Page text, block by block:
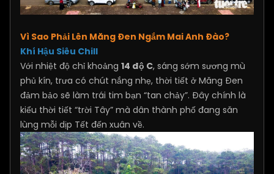
Vì Sao Phải Lên Măng Đen Ngắm Mai Anh Đào?
Khí Hậu Siêu Chill
Với nhiệt độ chỉ khoảng 14 độ C, sáng sớm sương mù
phủ kín, trưa có chút nắng nhẹ, thời tiết ở Măng Đen
đảm bảo sẽ làm trái tim bạn “tan chảy”. Đây chính là
kiểu thời tiết “trời Tây” mà dân thành phố đang săn
lùng mỗi dịp Tết đến xuân về.